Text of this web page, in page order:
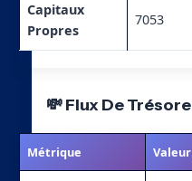
Capitaux
Propres
7053
💸 Flux De
Métrique